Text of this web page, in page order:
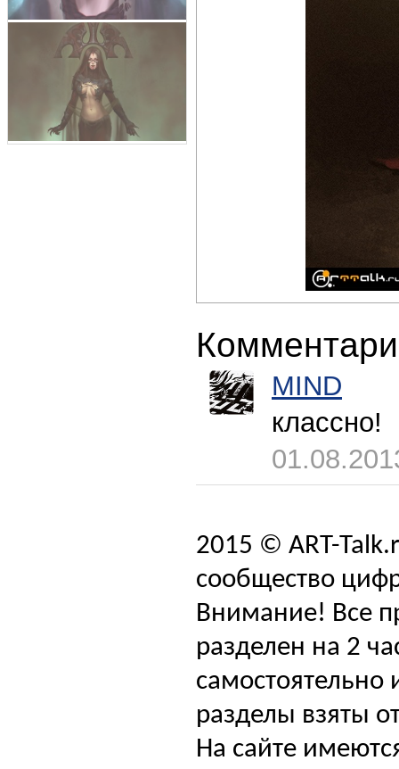
MIND
классно!
2015 © ART-
сообщество
Внимание! Все
разделен на 2
самостоятельно
разделы взяты
На сайте